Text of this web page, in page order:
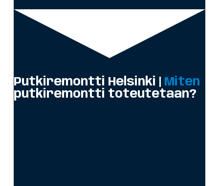
Putkiremontti Helsinki |
Miten
putkiremontti toteutetaan?